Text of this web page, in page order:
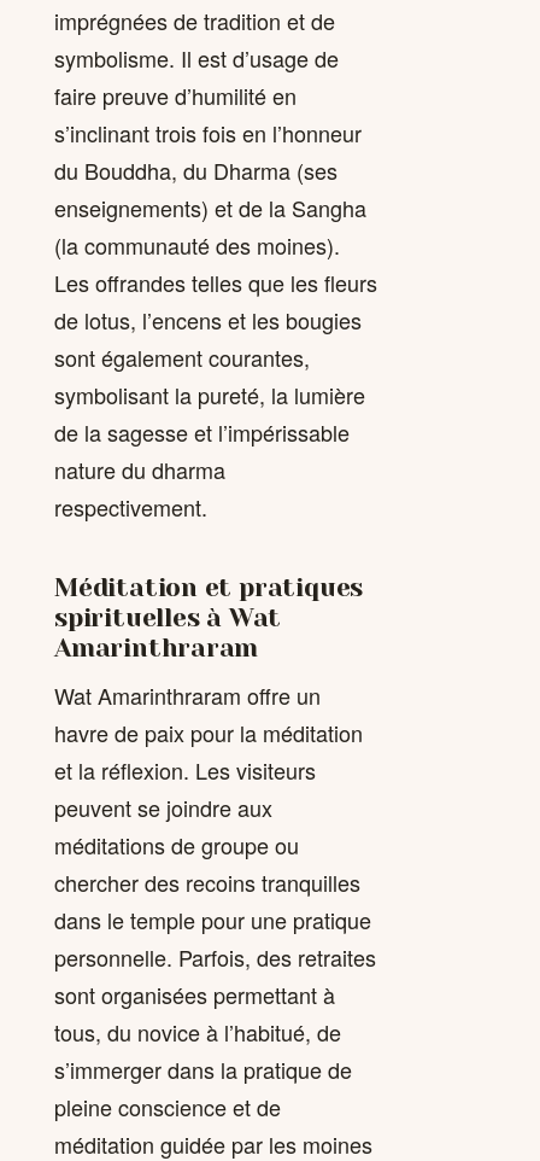
imprégnées de tradition et de
symbolisme. Il est d’usage de
faire preuve d’humilité en
s’inclinant trois fois en l’honneur
du Bouddha, du Dharma (ses
enseignements) et de la Sangha
(la communauté des moines).
Les offrandes telles que les fleurs
de lotus, l’encens et les bougies
sont également courantes,
symbolisant la pureté, la lumière
de la sagesse et l’impérissable
nature du dharma
respectivement.
Méditation et pratiques
spirituelles à Wat
Amarinthraram
Wat Amarinthraram offre un
havre de paix pour la méditation
et la réflexion. Les visiteurs
peuvent se joindre aux
méditations de groupe ou
chercher des recoins tranquilles
dans le temple pour une pratique
personnelle. Parfois, des retraites
sont organisées permettant à
tous, du novice à l’habitué, de
s’immerger dans la pratique de
pleine conscience et de
méditation guidée par les moines